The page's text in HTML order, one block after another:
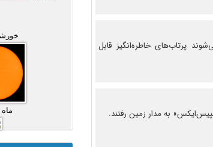
پرتاب‌های خاطره‌انگیز قابل